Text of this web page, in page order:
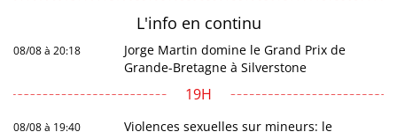
L'info en continu
08/08 à 20:18
Jorge Martin domine le Grand Prix de
Grande-Bretagne à Silverstone
19H
08/08 à 19:40
Violences sexuelles sur mineurs: le